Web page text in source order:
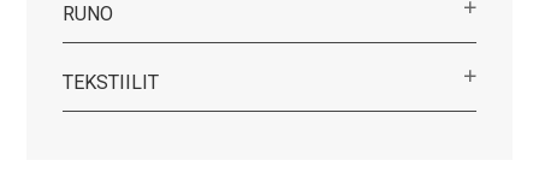
RUNO
TEKSTIILIT